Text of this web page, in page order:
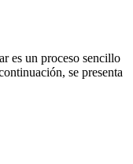
es un proceso sencillo
se presenta